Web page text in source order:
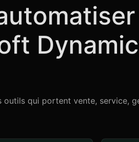
outils qui portent vente, service,